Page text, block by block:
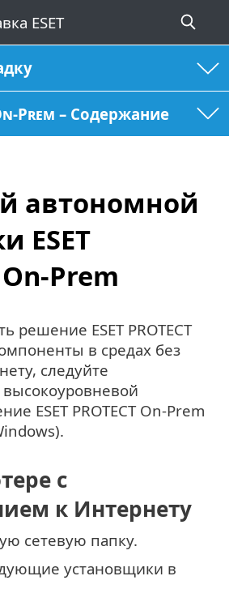
Prem – Содержание
автономной
ESET
On-Prem
решение ESET PROTECT
в средах без
следуйте
ESET PROTECT On-Prem
с
к Интернету
сетевую папку.
установщики в